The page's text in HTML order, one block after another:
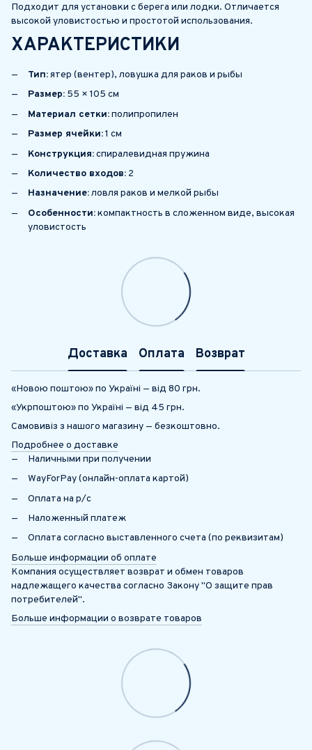
Подходит для установки с берега или лодки. Отличается
высокой уловистостью и простотой использования.
ХАРАКТЕРИСТИКИ
Тип:ятер (вентер), ловушка для раков и рыбы
Размер: 55 × 105 см
Материал сетки:полипропилен
Размер ячейки:1 см
Конструкция:спиралевидная пружина
Количество входов: 2
Назначение:ловля раков и мелкой рыбы
Особенности:компактность в сложенном виде, высокая
уловистость
Доставка Оплата Возврат
«Новою поштою» по Україні — від 80 грн.
«Укрпоштою» по Україні — від 45 грн.
Самовивіз з нашого магазину — безкоштовно.
Подробнее о доставке
Наличными при получении
WayForPay (онлайн-оплата картой)
Оплата на р/с
Наложенный платеж
Оплата согласно выставленного счета (по реквизитам)
Больше информации об оплате
Компания осуществляет возврат и обмен товаров
надлежащего качества согласно Закону "О защите прав
потребителей".
Больше информации о возврате товаров